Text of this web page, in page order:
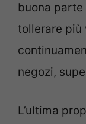
buona
tollerare più
negozi,
L’ultima